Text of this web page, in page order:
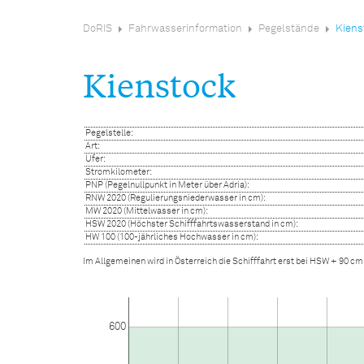
DoRIS Fahrwasserinformation Pegelstände
Kienstock